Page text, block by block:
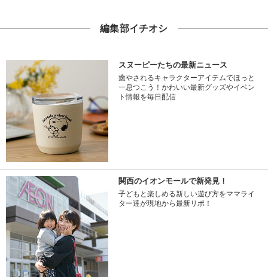
編集部イチオシ
スヌーピーたちの最新ニュース
癒やされるキャラクターアイテムでほっと
一息つこう！かわいい最新グッズやイベン
ト情報を毎日配信
関西のイオンモールで新発見！
子どもと楽しめる新しい遊び方をママライ
ター達が現地から最新リポ！